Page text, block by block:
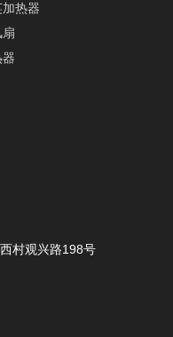
热器
扇
器
村观兴路198号